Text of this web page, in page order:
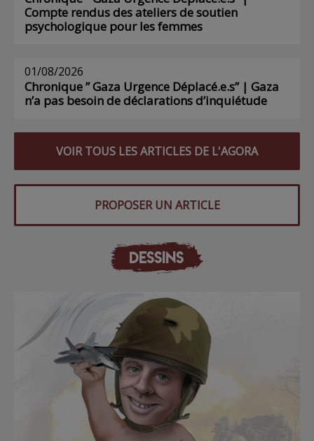
Compte rendus des ateliers de soutien
psychologique pour les femmes
01/08/2026
Chronique ” Gaza Urgence Déplacé.e.s” | Gaza
n’a pas besoin de déclarations d’inquiétude
VOIR TOUS LES ARTICLES DE L'AGORA
PROPOSER UN ARTICLE
DESSINS